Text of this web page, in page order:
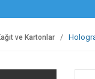
ve Kartonlar